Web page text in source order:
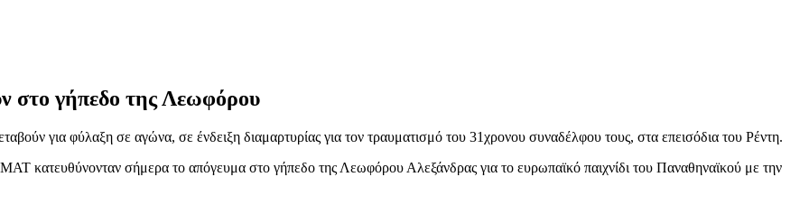
στο γήπεδο της Λεωφόρου
για φύλαξη σε αγώνα, σε ένδειξη διαμαρτυρίας για τον τραυματισμό του 31χρονου συναδέλφου τους, στα επεισόδια του Ρέντη.
κατευθύνονταν σήμερα το απόγευμα στο γήπεδο της Λεωφόρου Αλεξάνδρας για το ευρωπαϊκό παιχνίδι του Παναθηναϊκού με την